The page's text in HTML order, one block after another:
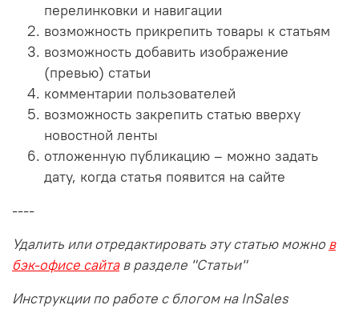
перелинковки и навигации
возможность прикрепить товары к статьям
возможность добавить изображение
(превью) статьи
комментарии пользователей
возможность закрепить статью вверху
новостной ленты
отложенную публикацию – можно задать
дату, когда статья появится на сайте
----
Удалить или отредактировать эту статью можно в
бэк-офисе сайтав разделе "Статьи"
Инструкции по работе с блогом на InSales